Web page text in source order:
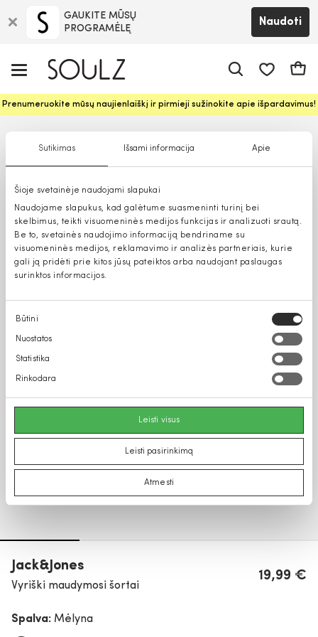
Sutikimas Išsami informacija Apie
Šioje svetainėje naudojami slapukai
Naudojame slapukus, kad galėtume suasmeninti turinį bei
skelbimus, teikti visuomeninės medijos funkcijas ir analizuoti srautą.
Be to, svetainės naudojimo informaciją bendriname su
visuomeninės medijos, reklamavimo ir analizės partneriais, kurie
gali ją pridėti prie kitos jūsų pateiktos arba naudojant paslaugas
surinktos informacijos.
Sutikimo
pasirinkimas
Būtini
Nuostatos
Statistika
Rinkodara
Leisti visus
Leisti pasirinkimą
Atmesti
GAUKITE MŪSŲ
PROGRAMĖLĘ
Naudoti
Prenumeruokite mūsų naujienlaiškį ir pirmieji sužinokite apie išpardavimus!
Jack&Jones
Vyriški maudymosi šortai
19,99 €
Spalva: Mėlyna